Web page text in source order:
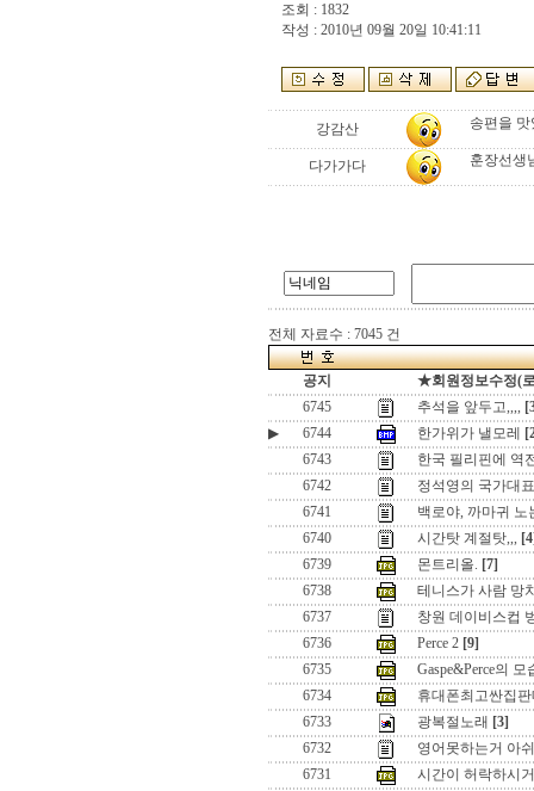
조회 : 1832
작성 : 2010년 09월 20일 10:41:11
강감산 송편을
다가가다 훈장선생
전체 자료수 : 7045 건
공지
★회원정보수정(
6745
추석을 앞두고,,,,
▶
6744 한가위가 낼모레
6743
한국 필리핀에 역
6742
정석영의 국가대
6741
백로야, 까마귀 노
6740
시간탓 계절탓,,,
6739
몬트리올. [7]
6738
테니스가 사람 망
6737
창원 데이비스컵
6736
Perce 2 [9]
6735
Gaspe&Perce의
6734
휴대폰최고싼집
6733
광복절노래 [3]
6732
영어못하는거 아
6731
시간이 허락하시